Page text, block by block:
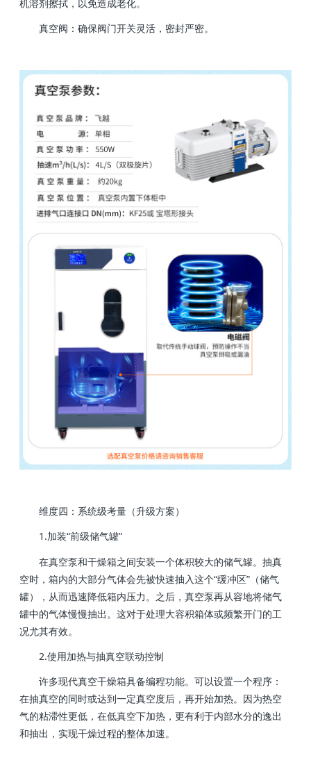
机溶剂擦拭，以免造成老化。
真空阀：确保阀门开关灵活，密封严密。
维度四：系统级考量（升级方案）
1.加装“前级储气罐”
在真空泵和干燥箱之间安装一个体积较大的储气罐。抽真
空时，箱内的大部分气体会先被快速抽入这个“缓冲区”（储气
罐），从而迅速降低箱内压力。之后，真空泵再从容地将储气
罐中的气体慢慢抽出。这对于处理大容积箱体或频繁开门的工
况尤其有效。
2.使用加热与抽真空联动控制
许多现代真空干燥箱具备编程功能。可以设置一个程序：
在抽真空的同时或达到一定真空度后，再开始加热。因为热空
气的粘滞性更低，在低真空下加热，更有利于内部水分的逸出
和抽出，实现干燥过程的整体加速。